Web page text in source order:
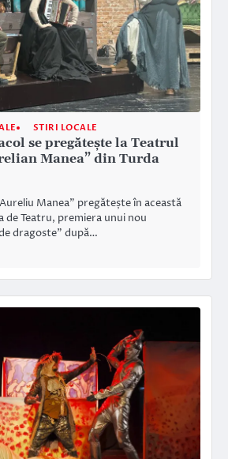
STIRI LOCALE
se pregătește la Teatrul
Manea” din Turda
Manea” pregătește în această
de Teatru, premiera unui nou
dragoste” după…